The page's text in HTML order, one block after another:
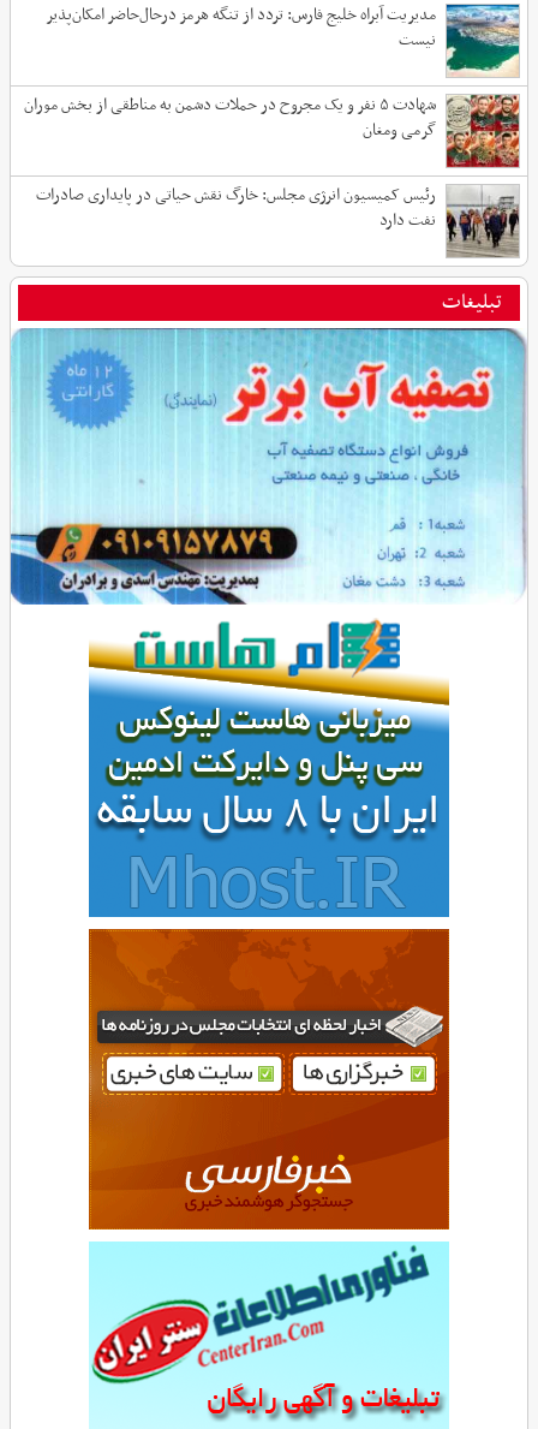
مدیریت آبراه خلیج فارس: تردد از تنگه هرمز درحال‌حاضر امکان‌پذیر
نیست
شهادت ۵ نفر و یک مجروح در حملات دشمن به مناطقی از بخش موران
گرمی ومغان
رئیس کمیسیون انرژی مجلس: خارگ نقش حیاتی در پایداری صادرات
نفت دارد
تبلیغات